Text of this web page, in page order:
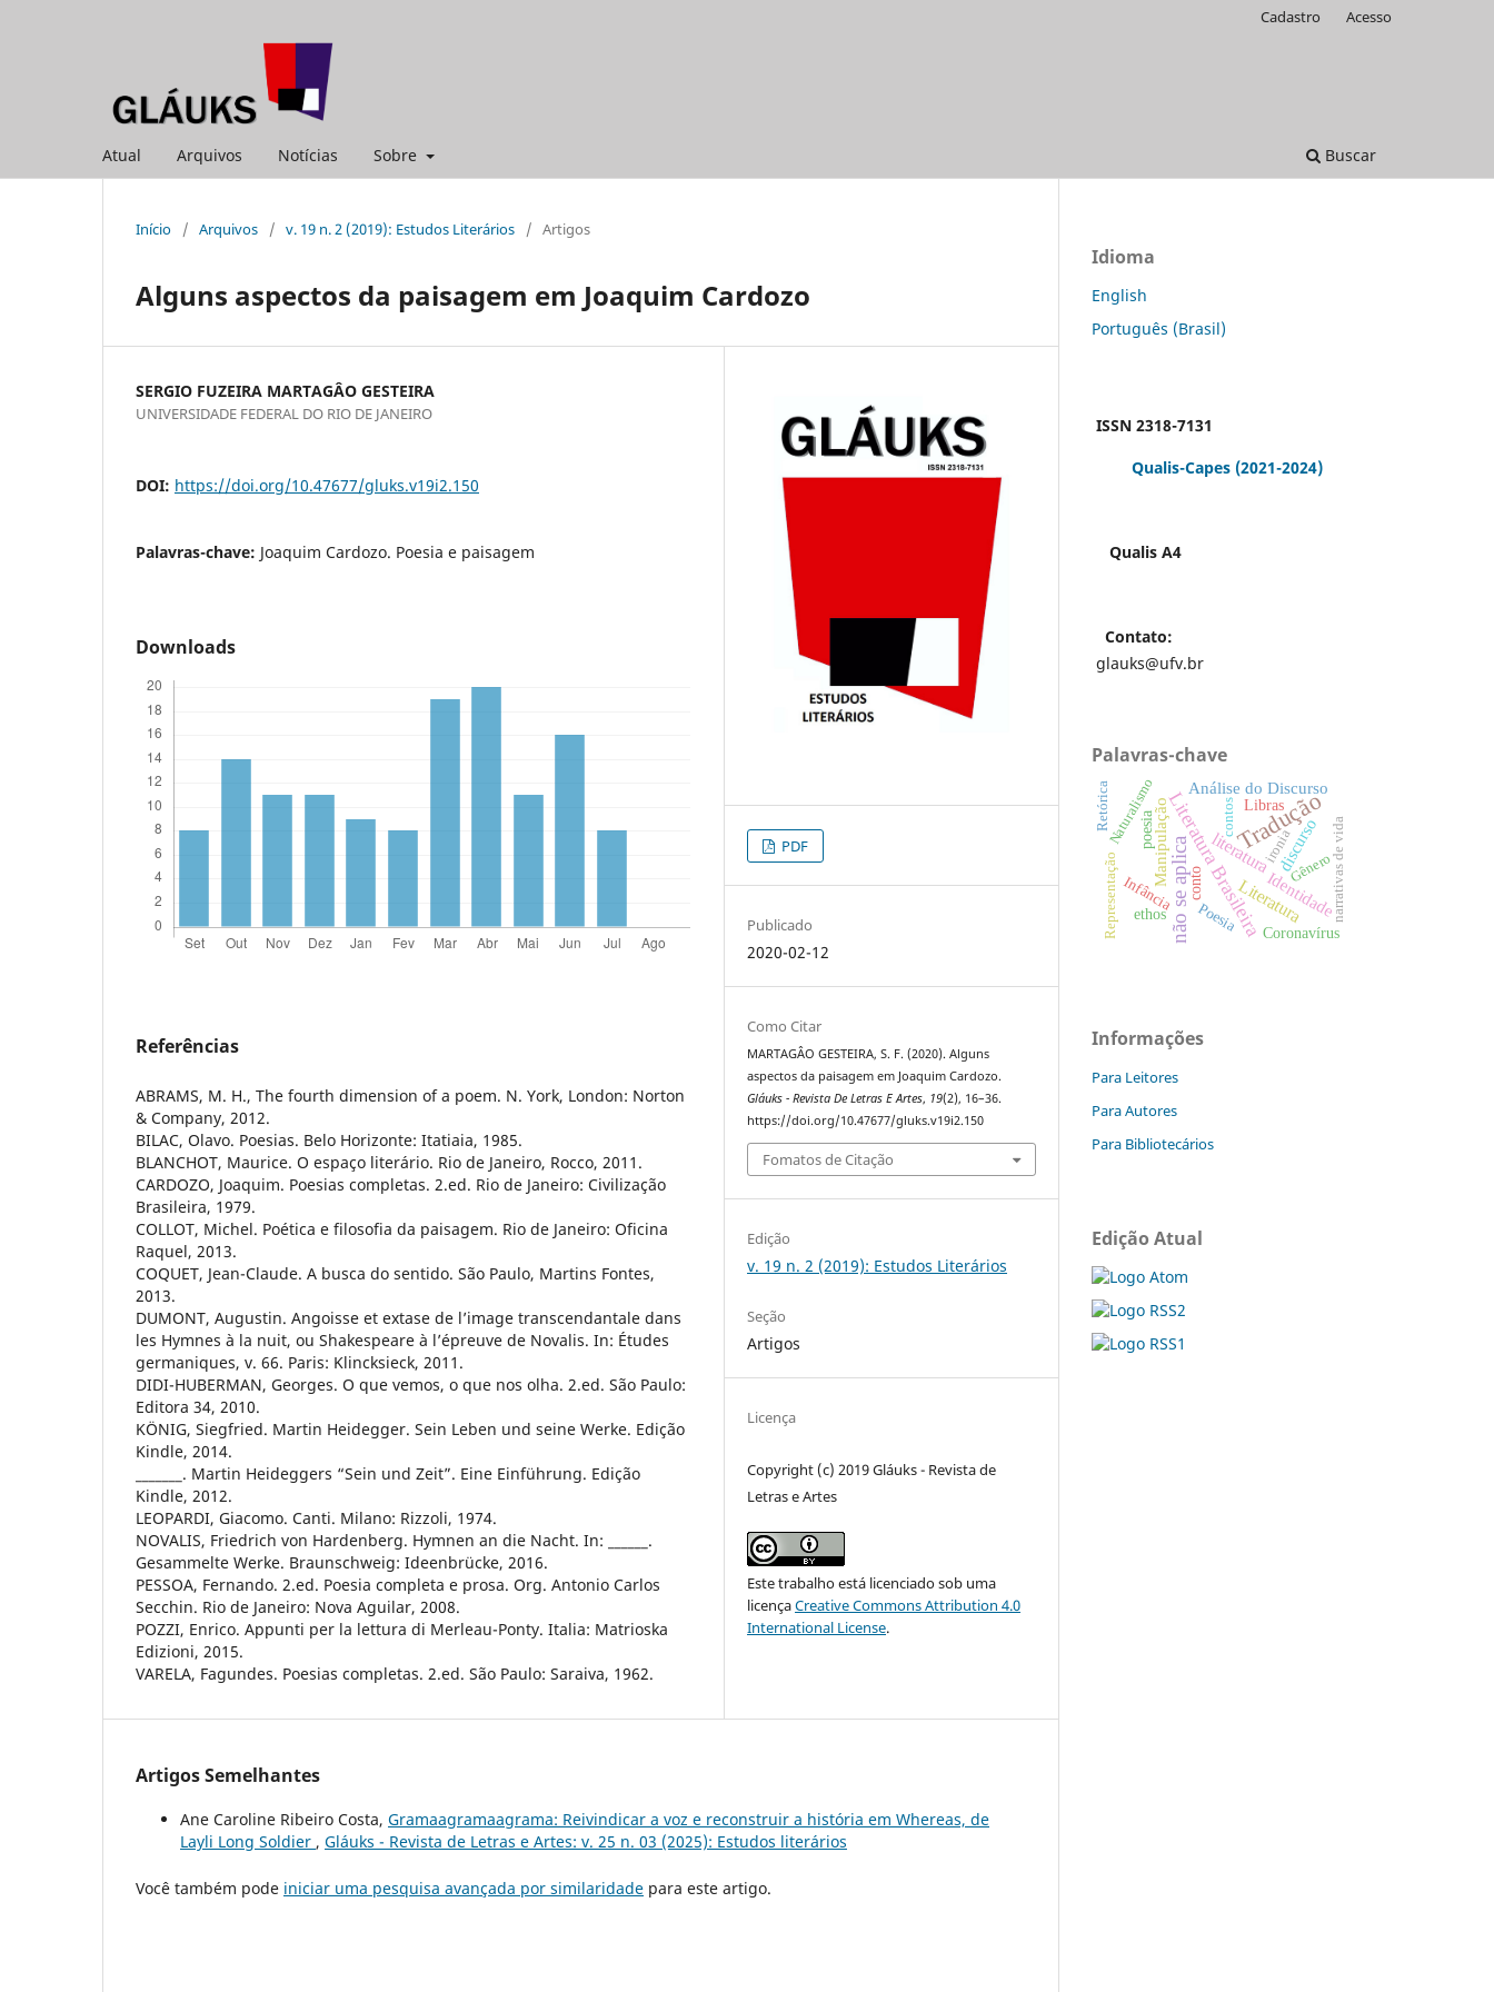
Atual Arquivos Notícias Sobre Buscar
Cadastro Acesso
Início / Arquivos / v. 19 n. 2 (2019): Estudos Literários / Artigos
Alguns aspectos da paisagem em Joaquim Cardozo
SERGIO FUZEIRA MARTAGÂO GESTEIRA
UNIVERSIDADE FEDERAL DO RIO DE JANEIRO
DOI: https://doi.org/10.47677/gluks.v19i2.150
Palavras-chave: Joaquim Cardozo. Poesia e paisagem
Downloads
Referências
ABRAMS, M. H., The fourth dimension of a poem. N. York, London: Norton
& Company, 2012.
BILAC, Olavo. Poesias. Belo Horizonte: Itatiaia, 1985.
BLANCHOT, Maurice. O espaço literário. Rio de Janeiro, Rocco, 2011.
CARDOZO, Joaquim. Poesias completas. 2.ed. Rio de Janeiro: Civilização
Brasileira, 1979.
COLLOT, Michel. Poética e filosofia da paisagem. Rio de Janeiro: Oficina
Raquel, 2013.
COQUET, Jean-Claude. A busca do sentido. São Paulo, Martins Fontes,
2013.
DUMONT, Augustin. Angoisse et extase de l’image transcendantale dans
les Hymnes à la nuit, ou Shakespeare à l’épreuve de Novalis. In: Études
germaniques, v. 66. Paris: Klincksieck, 2011.
DIDI-HUBERMAN, Georges. O que vemos, o que nos olha. 2.ed. São Paulo:
Editora 34, 2010.
KÖNIG, Siegfried. Martin Heidegger. Sein Leben und seine Werke. Edição
Kindle, 2014.
_______. Martin Heideggers “Sein und Zeit”. Eine Einführung. Edição
Kindle, 2012.
LEOPARDI, Giacomo. Canti. Milano: Rizzoli, 1974.
NOVALIS, Friedrich von Hardenberg. Hymnen an die Nacht. In: ______.
Gesammelte Werke. Braunschweig: Ideenbrücke, 2016.
PESSOA, Fernando. 2.ed. Poesia completa e prosa. Org. Antonio Carlos
Secchin. Rio de Janeiro: Nova Aguilar, 2008.
POZZI, Enrico. Appunti per la lettura di Merleau-Ponty. Italia: Matrioska
Edizioni, 2015.
VARELA, Fagundes. Poesias completas. 2.ed. São Paulo: Saraiva, 1962.
PDF
Publicado
2020-02-12
Como Citar
MARTAGÂO GESTEIRA, S. F. (2020). Alguns
aspectos da paisagem em Joaquim Cardozo.
Gláuks - Revista De Letras E Artes, 19(2), 16–36.
https://doi.org/10.47677/gluks.v19i2.150
Fomatos de Citação
Edição
v. 19 n. 2 (2019): Estudos Literários
Seção
Artigos
Licença
Copyright (c) 2019 Gláuks - Revista de
Letras e Artes
Este trabalho está licenciado sob uma
licençaCreative Commons Attribution 4.0
International License.
Artigos Semelhantes
Ane Caroline Ribeiro Costa, Gramaagramaagrama: Reivindicar a voz e reconstruir a história em Whereas, de
Layli Long Soldier , Gláuks - Revista de Letras e Artes: v. 25 n. 03 (2025): Estudos literários
Você também pode iniciar uma pesquisa avançada por similaridade para este artigo.
Idioma
English
Português (Brasil)
ISSN 2318-7131
Qualis-Capes (2021-2024)
Qualis A4
Contato:
glauks@ufv.br
Palavras-chave
Tradução
não se aplica
Literatura Brasileira
literatura
Literatura
Análise do Discurso
Manipulação discurso
Identidade
conto
Infância
ethos
Libras
poesia
Poesia Coronavírus
narrativas de vida
contos
Naturalismo
Retórica
Gênero
Representação
ironia
Informações
Para Leitores
Para Autores
Para Bibliotecários
Edição Atual